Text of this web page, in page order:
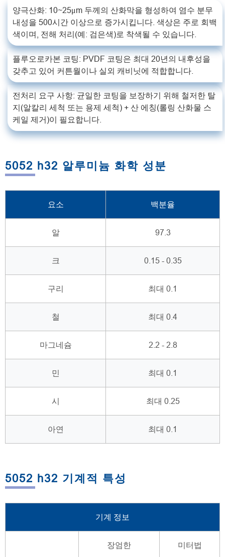
양극산화: 10~25μm 두께의 산화막을 형성하여 염수 분무
내성을 500시간 이상으로 증가시킵니다. 색상은 주로 회백
색이며, 전해 처리(예: 검은색)로 착색될 수 있습니다.
플루오로카본 코팅: PVDF 코팅은 최대 20년의 내후성을
갖추고 있어 커튼월이나 실외 캐비닛에 적합합니다.
전처리 요구 사항: 균일한 코팅을 보장하기 위해 철저한 탈
지(알칼리 세척 또는 용제 세척) + 산 에칭(롤링 산화물 스
케일 제거)이 필요합니다.
5052 h32 알루미늄 화학 성분
요소 백분율
알 97.3
크 0.15 - 0.35
구리 최대 0.1
철 최대 0.4
마그네슘 2.2 - 2.8
민 최대 0.1
시 최대 0.25
아연 최대 0.1
5052 h32 기계적 특성
기계 정보
장엄한 미터법